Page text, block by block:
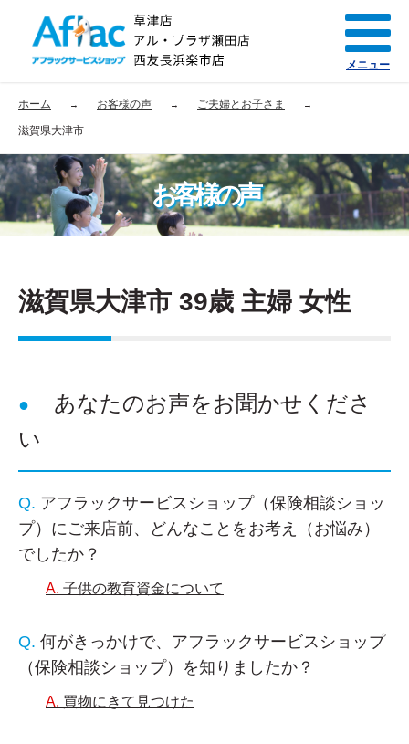
ホーム お客様の声 ご夫婦とお子さま
滋賀県大津市
お客様の声
滋賀県大津市 39歳 主婦 女性
あなたのお声をお聞かせくださ
い
アフラックサービスショップ（保険相談ショッ
プ）にご来店前、どんなことをお考え（お悩み）
でしたか？
子供の教育資金について
何がきっかけで、アフラックサービスショップ
（保険相談ショップ）を知りましたか？
買物にきて見つけた
メニュー